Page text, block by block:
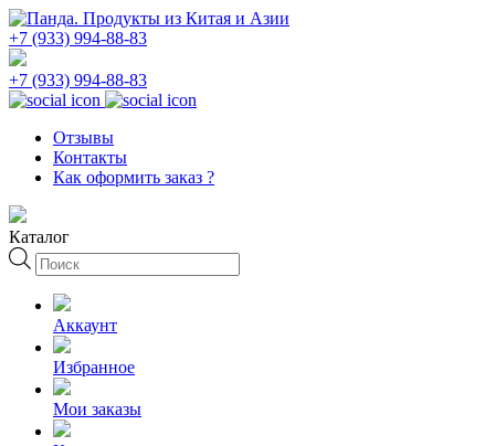
+7 (933) 994-88-83
+7 (933) 994-88-83
Отзывы
Контакты
Как оформить заказ ?
Каталог
Поиск
товаров
Аккаунт
Избранное
Мои заказы